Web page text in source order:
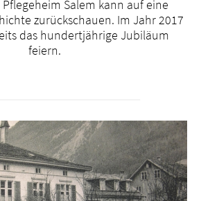
Pflegeheim Salem kann auf eine
zurückschauen. Im Jahr 2017
das hundertjährige Jubiläum
feiern.